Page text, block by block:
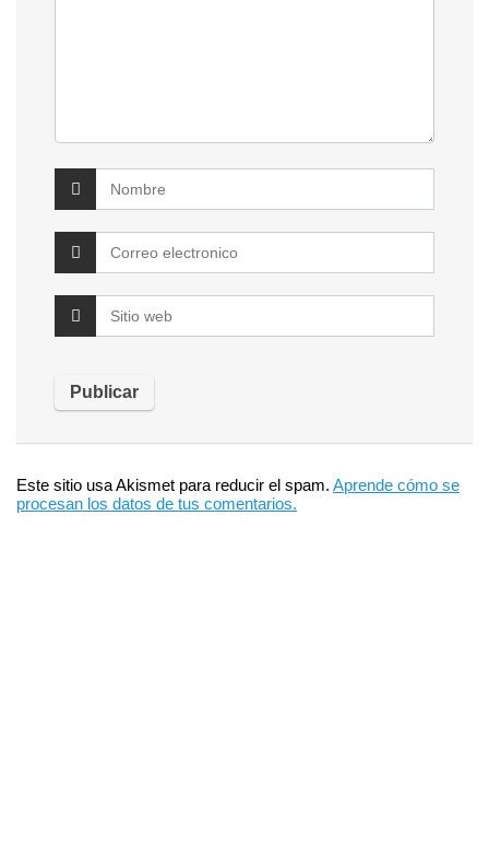
Este sitio usa Akismet para reducir el spam. Aprende cómo se
procesan los datos de tus comentarios.